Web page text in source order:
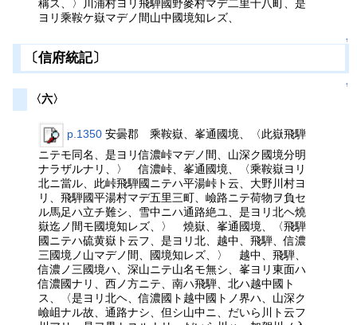
稱ス、〉川浦村ヨリ飛騨國野麥村マデ二里十八町、是
ヨリ乘鞍ケ嶽マデノ間山中國境知レズ、
↑
〔信府統記〕
↑
〈六〉
p.1350 安曇郡 乘鞍嶽、峯通國境、〈此嶽飛騨
ニテモ同名、是ヨリ信濃峠マデノ間、山深ク國境分明
ナラザルナリ、〉 信濃峠、峯通國境、〈乘鞍嶽ヨリ
北ニ當ル、此峠飛騨國ニテハ平湯峠ト云、大野川村ヨ
リ、飛騨國平湯村マデ五里三町、嶮路ニテ荷物ヲ負セ
ル馬足ハ立チ難シ、雪中ニハ通路絶ユ、是ヨリ北ヘ燒
嶽迄ノ間モ國境知レズ、〉 燒嶽、峯通國境、〈飛騨
國ニテハ硫黄嶽ト云フ、是ヨリ北、越中、飛騨、信濃
三國境ノ山マデノ間、國境知レズ、〉 越中、飛騨、
信濃ノ三國境ハ、深山ニテ山名モ無シ、峯ヨリ東面ハ
信濃國ナリ、西ノ方ニテ、南ハ飛騨、北ハ越中國ト
ス、〈是ヨリ北ヘ、信濃國ト越中國トノ界ハ、山深ク
嶮岨ナル故、通路ナシ、但シ山中ニ、だいら川ト云フ